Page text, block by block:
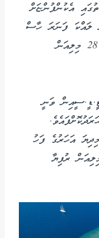
ގޮތުގައި އެކުންފުންޏަށް
މިލިއަން އަށް ލައްކަ ފަނަރަ ހާސް
ހަ ސަތޭކަ ތިރީސް އެކެއް) ޑޮލަރު ނުވަތަ 28 މިލިއަން
އެމް.ޓީ.ޑީ.ސީއިން ވަނީ
ރުފިޔާ ޙަރަދުކޮށްފައެވެ.
އަހަރުގެ ފަހު
ވަނީ އިދާރީ ކަންކަމަށް 4.2 މިލިއަން ރުފިޔާ